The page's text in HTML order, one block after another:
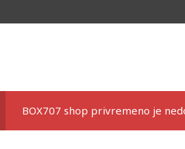
BOX707 shop privremeno je